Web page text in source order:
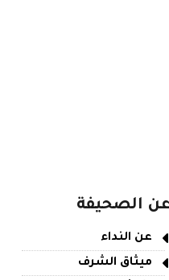
عن الصحيفة
عن النداء
ميثاق الشرف